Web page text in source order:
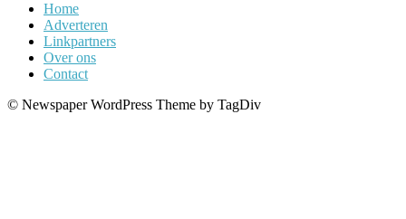
Home
Adverteren
Linkpartners
Over ons
Contact
© Newspaper WordPress Theme by TagDiv